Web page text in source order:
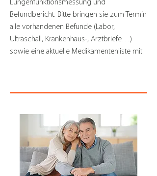
Lungenfunktionsmessung und
Befundbericht. Bitte bringen sie zum Termin
alle vorhandenen Befunde (Labor,
Ultraschall, Krankenhaus-, Arztbriefe…)
sowie eine aktuelle Medikamentenliste mit.